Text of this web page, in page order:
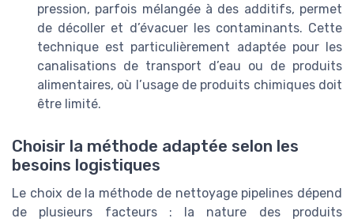
pression, parfois mélangée à des additifs, permet
de décoller et d’évacuer les contaminants. Cette
technique est particulièrement adaptée pour les
canalisations de transport d’eau ou de produits
alimentaires, où l’usage de produits chimiques doit
être limité.
Choisir la méthode adaptée selon les
besoins logistiques
Le choix de la méthode de nettoyage pipelines dépend
de plusieurs facteurs : la nature des produits